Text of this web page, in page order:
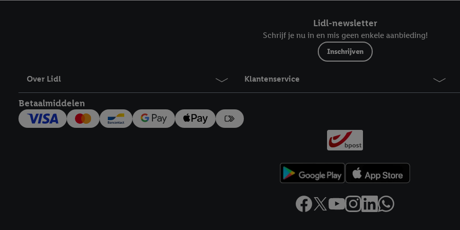
Lidl-newsletter
Schrijf je nu in en mis geen enkele aanbieding!
Inschrijven
Over Lidl Klantenservice
Betaalmiddelen